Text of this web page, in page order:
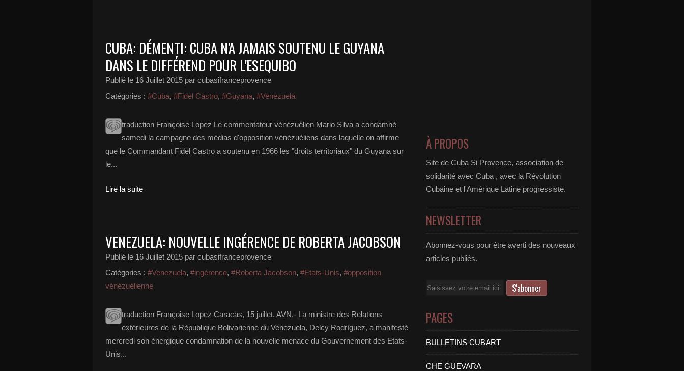
CUBA: DÉMENTI: CUBA N'A JAMAIS SOUTENU LE GUYANA
DANS LE DIFFÉREND POUR L'ESEQUIBO
Publié le 16 Juillet 2015 par cubasifranceprovence
Catégories : #Cuba, #Fidel Castro, #Guyana, #Venezuela
traduction Françoise Lopez Le commentateur vénézuélien Mario Silva a condamné
samedi la campagne des médias d'opposition vénézuéliens dans laquelle on affirme
que le Commandant Fidel Castro a soutenu en 1966 les "droits territoriaux" du Guyana sur
le...
Lire la suite
VENEZUELA: NOUVELLE INGÉRENCE DE ROBERTA JACOBSON
Publié le 16 Juillet 2015 par cubasifranceprovence
Catégories : #Venezuela, #ingérence, #Roberta Jacobson, #Etats-Unis, #opposition
vénézuélienne
traduction Françoise Lopez Caracas, 15 juillet. AVN.- La ministre des Relations
extérieures de la République Bolivarienne du Venezuela, Delcy Rodríguez, a manifesté
mercredi son énergique condamnation de la nouvelle menace du Gouvernement des Etats-
Unis...
À PROPOS
Site de Cuba Si Provence, association de
solidarité avec Cuba , avec la Révolution
Cubaine et l'Amérique Latine progressiste.
NEWSLETTER
Abonnez-vous pour être averti des nouveaux
articles publiés.
Email
PAGES
BULLETINS CUBART
CHE GUEVARA